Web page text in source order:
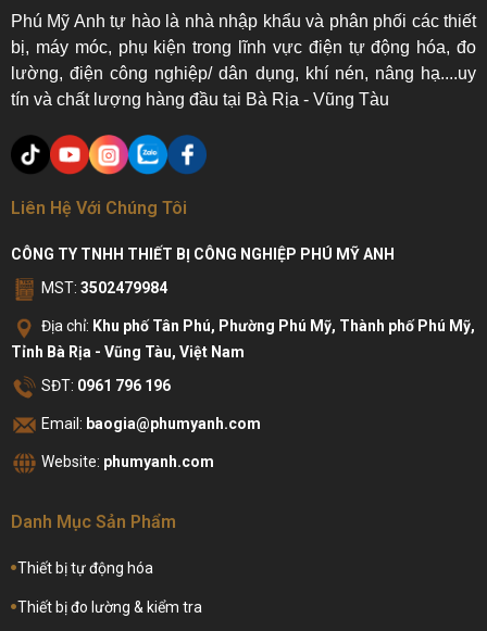
Phú Mỹ Anh tự hào là nhà nhập khẩu và phân phối các thiết
bị, máy móc, phụ kiện trong lĩnh vực điện tự động hóa, đo
lường, điện công nghiệp/ dân dụng, khí nén, nâng hạ....uy
tín và chất lượng hàng đầu tại Bà Rịa - Vũng Tàu
Liên Hệ Với Chúng Tôi
CÔNG TY TNHH THIẾT BỊ CÔNG NGHIỆP PHÚ MỸ ANH
MST: 3502479984
Địa chỉ: Khu phố Tân Phú, Phường Phú Mỹ, Thành phố Phú Mỹ,
Tỉnh Bà Rịa - Vũng Tàu, Việt Nam
SĐT: 0961 796 196
Email: baogia@phumyanh.com
Website: phumyanh.com
Danh Mục Sản Phẩm
Thiết bị tự động hóa
Thiết bị đo lường & kiểm tra